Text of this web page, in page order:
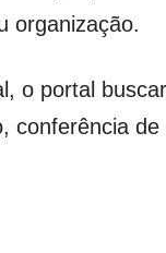
organização.
o portal
conferência